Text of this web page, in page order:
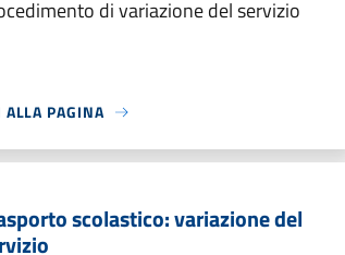
di variazione del servizio
ALLA PAGINA
scolastico: variazione del